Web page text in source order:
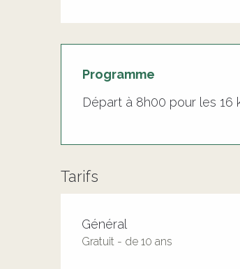
Programme
Départ à 8h00 pour les 16
Tarifs
Tarifs 2026
Général
Gratuit - de 10 ans